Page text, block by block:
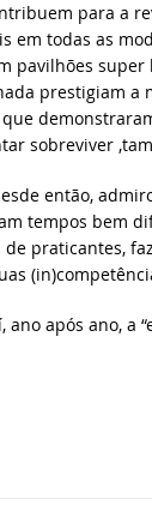
para a
em todas as
pavilhões
prestigiam a
sobreviver
então,
tempos bem
praticantes,
após ano, a